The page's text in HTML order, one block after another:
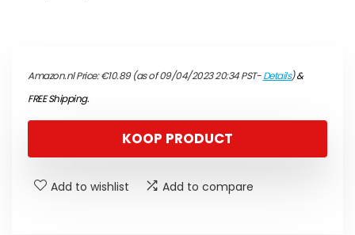
Amazon.nl Price:€10.89(as of 09/04/2023 20:34 PST-Details)&
FREE Shipping.
KOOP PRODUCT
Add to wishlist Add to compare